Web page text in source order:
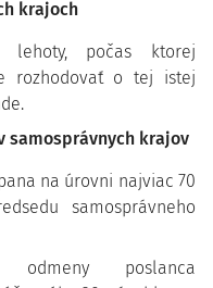
krajoch
lehoty, počas ktorej
rozhodovať o tej istej
samosprávnych krajov
na úrovni najviac 70
samosprávneho
odmeny poslanca